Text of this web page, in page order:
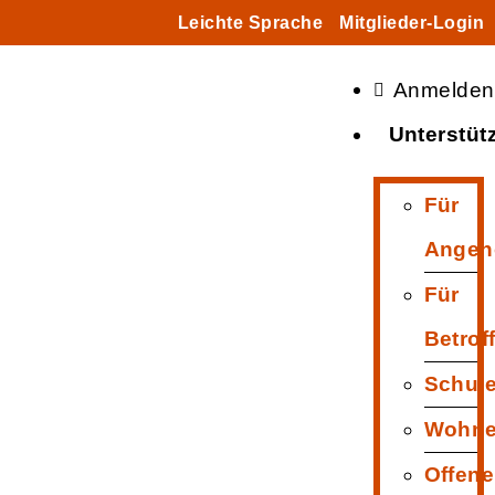
Leichte Sprache Mitglieder-Login
Anmelden
Für
Für
Offene